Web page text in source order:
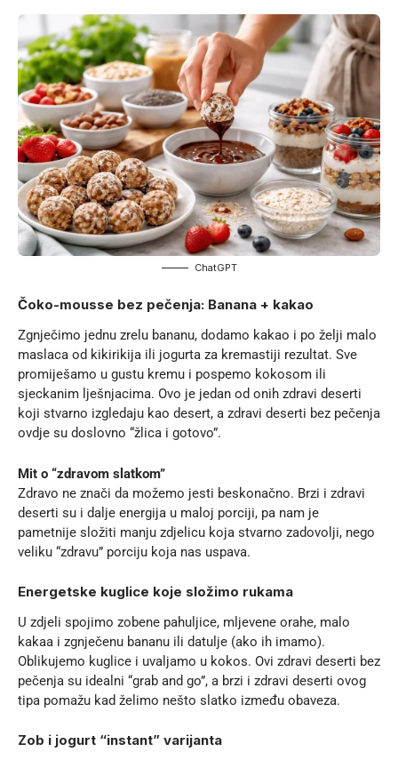
ChatGPT
Čoko-mousse bez pečenja: Banana + kakao
Zgnječimo jednu zrelu bananu, dodamo kakao i po želji malo
maslaca od kikirikija ili jogurta za kremastiji rezultat. Sve
promiješamo u gustu kremu i pospemo kokosom ili
sjeckanim lješnjacima. Ovo je jedan od onih zdravi deserti
koji stvarno izgledaju kao desert, a zdravi deserti bez pečenja
ovdje su doslovno “žlica i gotovo”.
Mit o “zdravom slatkom”
Zdravo ne znači da možemo jesti beskonačno. Brzi i zdravi
deserti su i dalje energija u maloj porciji, pa nam je
pametnije složiti manju zdjelicu koja stvarno zadovolji, nego
veliku “zdravu” porciju koja nas uspava.
Energetske kuglice koje složimo rukama
U zdjeli spojimo zobene pahuljice, mljevene orahe, malo
kakaa i zgnječenu bananu ili datulje (ako ih imamo).
Oblikujemo kuglice i uvaljamo u kokos. Ovi zdravi deserti bez
pečenja su idealni “grab and go”, a brzi i zdravi deserti ovog
tipa pomažu kad želimo nešto slatko između obaveza.
Zob i jogurt “instant” varijanta